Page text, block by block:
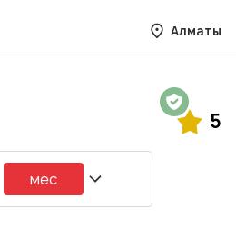
Алматы
5
мес